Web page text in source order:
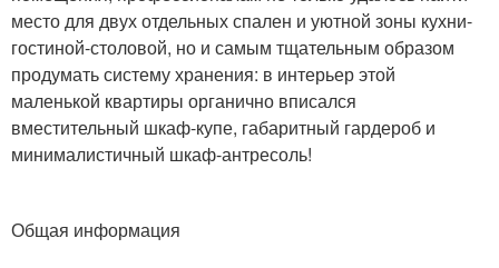
место для двух отдельных спален и уютной зоны кухни-
гостиной-столовой, но и самым тщательным образом
продумать систему хранения: в интерьер этой
маленькой квартиры органично вписался
вместительный шкаф-купе, габаритный гардероб и
минималистичный шкаф-антресоль!
Общая информация